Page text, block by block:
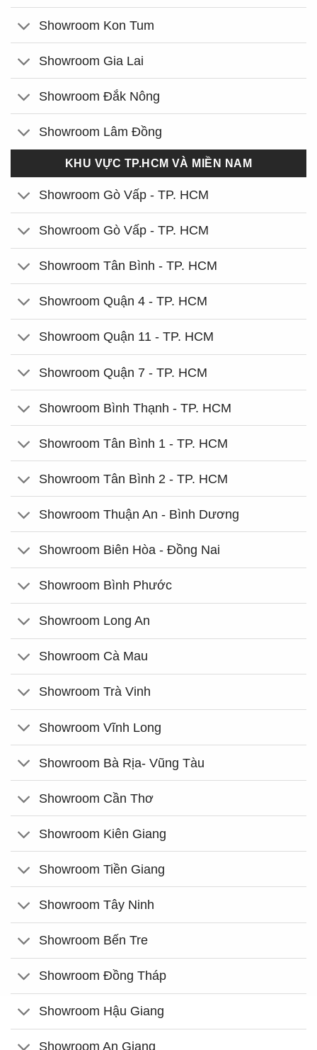
Showroom Kon Tum
Showroom Gia Lai
Showroom Đắk Nông
Showroom Lâm Đồng
KHU VỰC TP.HCM VÀ MIỀN NAM
Showroom Gò Vấp - TP. HCM
Showroom Gò Vấp - TP. HCM
Showroom Tân Bình - TP. HCM
Showroom Quận 4 - TP. HCM
Showroom Quận 11 - TP. HCM
Showroom Quận 7 - TP. HCM
Showroom Bình Thạnh - TP. HCM
Showroom Tân Bình 1 - TP. HCM
Showroom Tân Bình 2 - TP. HCM
Showroom Thuận An - Bình Dương
Showroom Biên Hòa - Đồng Nai
Showroom Bình Phước
Showroom Long An
Showroom Cà Mau
Showroom Trà Vinh
Showroom Vĩnh Long
Showroom Bà Rịa- Vũng Tàu
Showroom Cần Thơ
Showroom Kiên Giang
Showroom Tiền Giang
Showroom Tây Ninh
Showroom Bến Tre
Showroom Đồng Tháp
Showroom Hậu Giang
Showroom An Giang